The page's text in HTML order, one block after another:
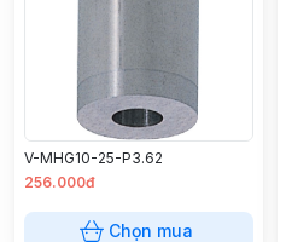
V-MHG10-25-P3.62
256.000đ
Chọn mua